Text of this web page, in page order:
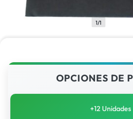
1/1
OPCIONES DE
+12 Unidades